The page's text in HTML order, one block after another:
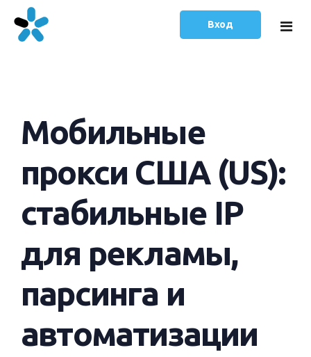
Тарифы
Русский
English
Вход
Мобильные
прокси США (US):
стабильные IP
для рекламы,
парсинга и
автоматизации